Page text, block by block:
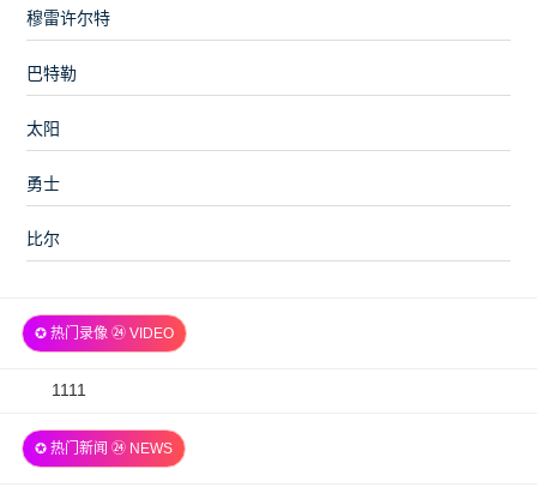
穆雷许尔特
巴特勒
太阳
勇士
比尔
✪ 热门录像 ㉔ VIDEO
2026-
06
1111
✪ 热门新闻 ㉔ NEWS